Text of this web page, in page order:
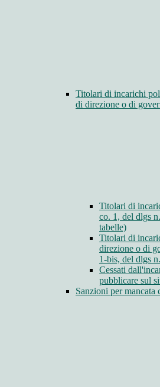
Titolari di incarichi
di direzione o di
Titolari di
co. 1, del dlgs
tabelle)
Titolari di
direzione o di
1-bis, del dlgs
Cessati
pubblicare sul
Sanzioni per mancata